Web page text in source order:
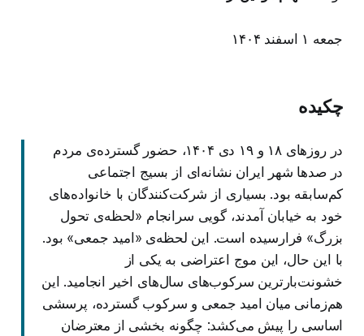
جمعه ۱ اسفند ۱۴۰۴
چکیده
در روزهای ۱۸ و ۱۹ دی ۱۴۰۴، حضور گسترده‌ی مردم
در صدها شهر ایران نشانه‌ای از بسیج اجتماعی
کم‌سابقه بود. بسیاری از شرکت‌کنندگان با خانواده‌های
خود به خیابان آمدند، گویی سرانجام «لحظه‌ی تحول
بزرگ» فرارسیده است. این لحظه‌ی «امید جمعی» بود.
با این حال، این موج اعتراضی به یکی از
خشونت‌بارترین سرکوب‌های سال‌های اخیر انجامید. این
هم‌زمانی میان امید جمعی و سرکوب گسترده، پرسشی
اساسی را پیش می‌کشد: چگونه بخشی از معترضان